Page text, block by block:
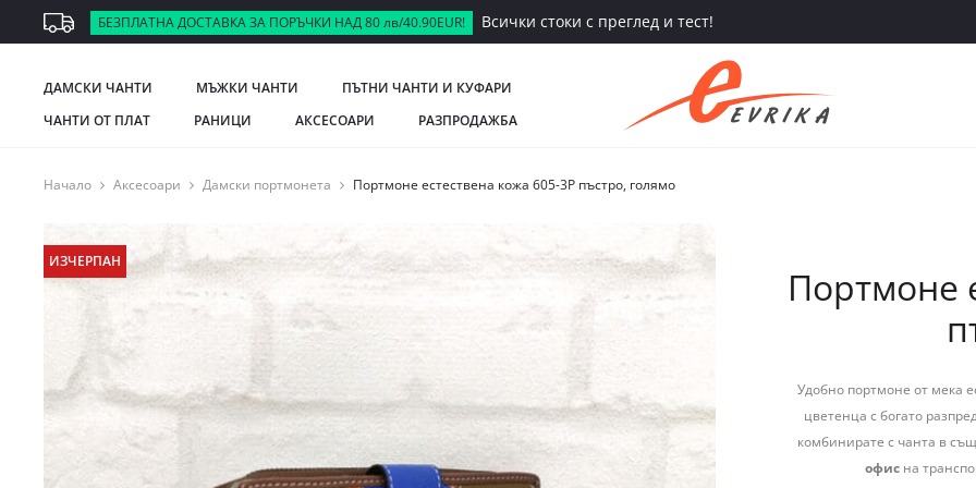
БЕЗПЛАТНА ДОСТАВКА ЗА ПОРЪЧКИ НАД 80 лв/40.90EUR! Всички стоки с преглед и тест!
ДАМСКИ ЧАНТИ МЪЖКИ ЧАНТИ
ПЪТНИ ЧАНТИ И КУФАРИ
ЧАНТИ ОТ ПЛАТ
РАНИЦИ АКСЕСОАРИ РАЗПРОДАЖБА
Начало Аксесоари Дамски портмонета Портмоне естествена кожа 605-3P пъстро, голямо
ИЗЧЕРПАН
Портмоне
Удобно портмоне от мека
цветенца с богато
комбинирате с чанта в
офисна